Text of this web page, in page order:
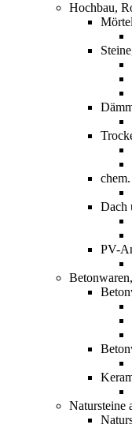
Hochbau,
Dach
PV-
Natursteine